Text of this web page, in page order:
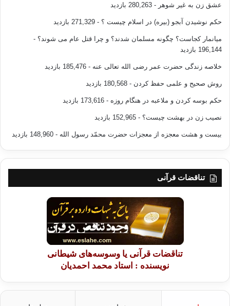
عشق زن به غیر شوهر - 280,263 بازدید
حکم نوشیدن آبجو (بیره) در اسلام چیست ؟ - 271,329 بازدید
میانمار کجاست؟ چگونه مسلمان شدند؟ و چرا قتل عام می شوند؟ -
196,144 بازدید
خلاصه زندگی حضرت عمر رضی الله تعالی عنه - 185,476 بازدید
روش صحیح و علمی حفظ کردن - 180,568 بازدید
حکم بوسه کردن و ملاعبه در هنگام روزه - 173,616 بازدید
نصیب زن در بهشت چیست؟ - 152,965 بازدید
بیست و هشت معجزه از معجزات حضرت محمّد رسول الله - 148,960 بازدید
تناقضات قرآنی
تناقضات قرآنی یا وسوسه‌های شیطانی
نویسنده : استاد محمد احمدیان